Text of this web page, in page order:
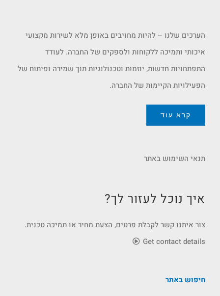
הערכים שלנו – להיות מחויבים באופן מלא לשירות מקצועי
איכותי ותמיכה ללקוחות ולספקים של החברה. לעודד
התפתחויות חדשות, יוזמות וטכנולוגיות תוך שמירה ופיתוח של
הפעילויות הקיימות של החברה.
קרא עוד
תנאי השימוש באתר
איך נוכל לעזור לך?
צור איתנו קשר לקבלת פרטים, הצעת מחיר או תמיכה טכנית.
Get contact details
חיפוש באתר